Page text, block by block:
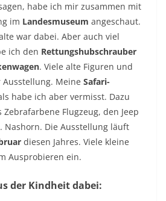
habe ich mir zusammen mit
im Landesmuseum angeschaut.
war dabei. Aber auch viel
ich den Rettungshubschrauber
. Viele alte Figuren und
Meine Safari-
habe ich aber vermisst. Dazu
Flugzeug, den Jeep
Nashorn. Die Ausstellung läuft
diesen Jahres. Viele kleine
Ausprobieren ein.
der Kindheit dabei: